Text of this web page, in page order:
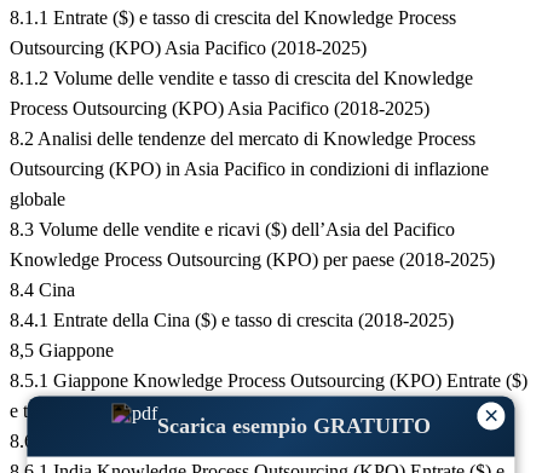
×
Scarica esempio GRATUITO
8.1.1 Entrate ($) e tasso di crescita del Knowledge Process
Outsourcing (KPO) Asia Pacifico (2018-2025)
8.1.2 Volume delle vendite e tasso di crescita del Knowledge
Process Outsourcing (KPO) Asia Pacifico (2018-2025)
8.2 Analisi delle tendenze del mercato di Knowledge Process
Outsourcing (KPO) in Asia Pacifico in condizioni di inflazione
globale
8.3 Volume delle vendite e ricavi ($) dell’Asia del Pacifico
Knowledge Process Outsourcing (KPO) per paese (2018-2025)
8.4 Cina
8.4.1 Entrate della Cina ($) e tasso di crescita (2018-2025)
8,5 Giappone
8.5.1 Giappone Knowledge Process Outsourcing (KPO) Entrate ($)
e tasso di crescita (2018-2025)
8.6 India